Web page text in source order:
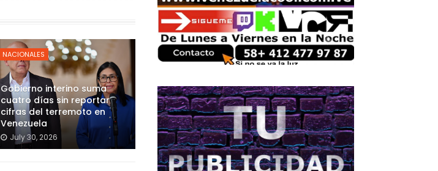
NACIONALES
Gobierno interino suma
cuatro días sin reportar
cifras del terremoto en
Venezuela
July 30, 2026